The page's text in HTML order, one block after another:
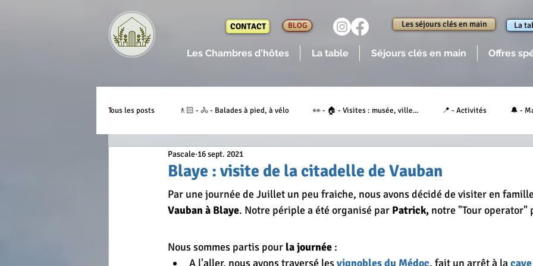
CONTACT BLOG Les séjours clés en main La
Les Chambres d'hôtes La table Séjours clés en main Offres
Tous les posts 🚶🏻 - 🚴 - Balades à pied, à vélo 👀 - 🏠 - Visites : musée, ville... 📍 - Activités 🔔 -
🎼 - Fête, festival, expo... 💕 - Coups de coeur des Girondins 🔎 -
📝 - Géographie - Anecdotes 🍴 -🍺 - Boire un verre, manger 🍽 - Les spécialités locales 😋 -
🌎 - Notre potager 🌎 - Le Fait Maison 👥 - Artistes, artisans locaux
Blaye : visite de la citadelle de Vauban
Pascale 16 sept. 2021
Par une journée de Juillet un peu fraiche, nous avons décidé de visiter en famille
Vauban à Blaye. Notre périple a été organisé par Patrick, notre "Tour operator"
Nous sommes partis pour la journée :
A l'aller, nous avons traversé les vignobles du Médoc, fait un arrêt à la